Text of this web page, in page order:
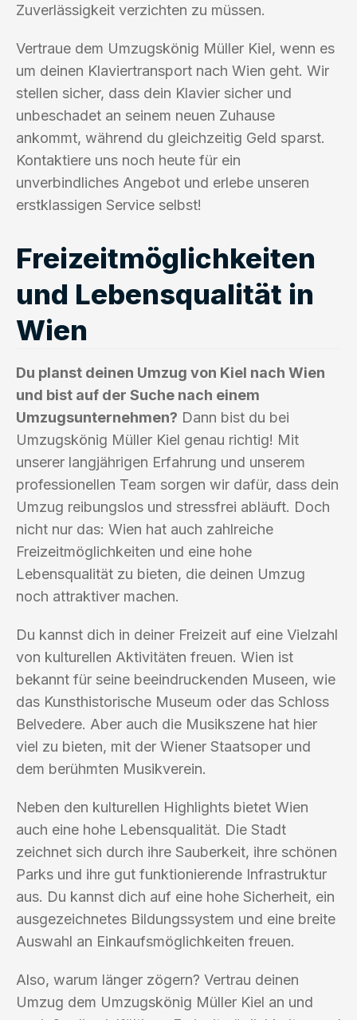
Zuverlässigkeit verzichten zu müssen.
Vertraue dem Umzugskönig Müller Kiel, wenn es
um deinen Klaviertransport nach Wien geht. Wir
stellen sicher, dass dein Klavier sicher und
unbeschadet an seinem neuen Zuhause
ankommt, während du gleichzeitig Geld sparst.
Kontaktiere uns noch heute für ein
unverbindliches Angebot und erlebe unseren
erstklassigen Service selbst!
Freizeitmöglichkeiten
und Lebensqualität in
Wien
Du planst deinen Umzug von Kiel nach Wien
und bist auf der Suche nach einem
Umzugsunternehmen? Dann bist du bei
Umzugskönig Müller Kiel genau richtig! Mit
unserer langjährigen Erfahrung und unserem
professionellen Team sorgen wir dafür, dass dein
Umzug reibungslos und stressfrei abläuft. Doch
nicht nur das: Wien hat auch zahlreiche
Freizeitmöglichkeiten und eine hohe
Lebensqualität zu bieten, die deinen Umzug
noch attraktiver machen.
Du kannst dich in deiner Freizeit auf eine Vielzahl
von kulturellen Aktivitäten freuen. Wien ist
bekannt für seine beeindruckenden Museen, wie
das Kunsthistorische Museum oder das Schloss
Belvedere. Aber auch die Musikszene hat hier
viel zu bieten, mit der Wiener Staatsoper und
dem berühmten Musikverein.
Neben den kulturellen Highlights bietet Wien
auch eine hohe Lebensqualität. Die Stadt
zeichnet sich durch ihre Sauberkeit, ihre schönen
Parks und ihre gut funktionierende Infrastruktur
aus. Du kannst dich auf eine hohe Sicherheit, ein
ausgezeichnetes Bildungssystem und eine breite
Auswahl an Einkaufsmöglichkeiten freuen.
Also, warum länger zögern? Vertrau deinen
Umzug dem Umzugskönig Müller Kiel an und